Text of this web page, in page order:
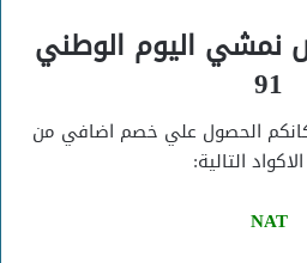
نمشي اليوم الوطني
91
الحصول علي خصم اضافي من
التالية:
NAT